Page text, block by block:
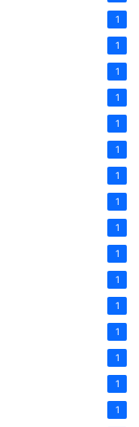
1
1
1
1
1
1
1
1
1
1
1
1
1
1
1
1